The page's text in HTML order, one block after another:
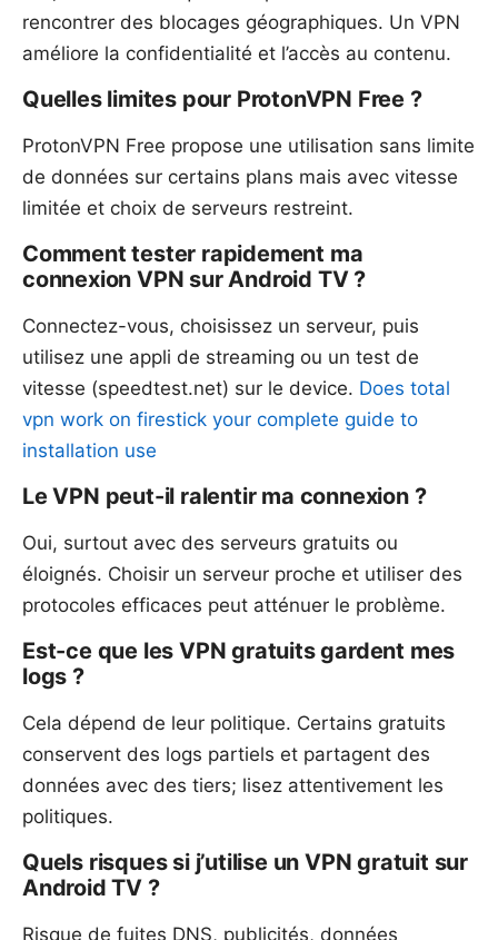
rencontrer des blocages géographiques. Un VPN
améliore la confidentialité et l’accès au contenu.
Quelles limites pour ProtonVPN Free ?
ProtonVPN Free propose une utilisation sans limite
de données sur certains plans mais avec vitesse
limitée et choix de serveurs restreint.
Comment tester rapidement ma
connexion VPN sur Android TV ?
Connectez-vous, choisissez un serveur, puis
utilisez une appli de streaming ou un test de
vitesse (speedtest.net) sur le device. Does total
vpn work on firestick your complete guide to
installation use
Le VPN peut-il ralentir ma connexion ?
Oui, surtout avec des serveurs gratuits ou
éloignés. Choisir un serveur proche et utiliser des
protocoles efficaces peut atténuer le problème.
Est-ce que les VPN gratuits gardent mes
logs ?
Cela dépend de leur politique. Certains gratuits
conservent des logs partiels et partagent des
données avec des tiers; lisez attentivement les
politiques.
Quels risques si j’utilise un VPN gratuit sur
Android TV ?
Risque de fuites DNS, publicités, données